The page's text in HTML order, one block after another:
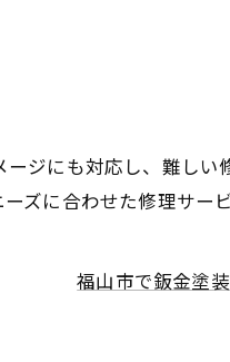
ジにも対応し、難しい
ズに合わせた修理サー
福山市で鈑金塗